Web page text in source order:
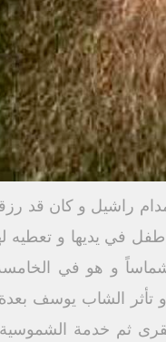
و كان قد رزقهما
في يديها و تعطيه
يوسف تحديدا ًفي 16-9-1944م ،
و تأثر الشاب يوسف
ثم خدمة الشموسية